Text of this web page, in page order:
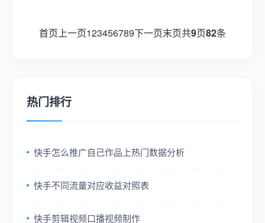
首页上一页123456789下一页末页共9页82条
热门排行
快手怎么推广自己作品上热门数据分析
快手不同流量对应收益对照表
快手剪辑视频口播视频制作